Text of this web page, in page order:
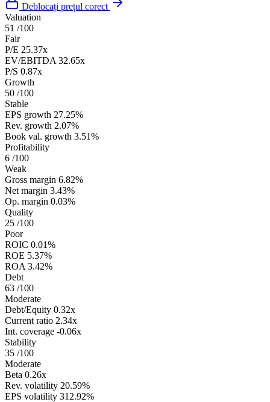
Deblocați prețul corect
Valuation
51 /100
Fair
P/E 25.37x
EV/EBITDA 32.65x
P/S 0.87x
Growth
50 /100
Stable
EPS growth 27.25%
Rev. growth 2.07%
Book val. growth 3.51%
Profitability
6 /100
Weak
Gross margin 6.82%
Net margin 3.43%
Op. margin 0.03%
Quality
25 /100
Poor
ROIC 0.01%
ROE 5.37%
ROA 3.42%
Debt
63 /100
Moderate
Debt/Equity 0.32x
Current ratio 2.34x
Int. coverage -0.06x
Stability
35 /100
Moderate
Beta 0.26x
Rev. volatility 20.59%
EPS volatility 312.92%